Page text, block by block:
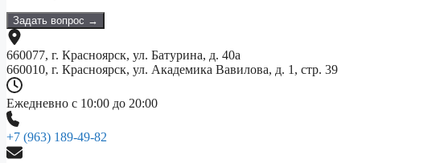
Задать вопрос →
660077, г. Красноярск, ул. Батурина, д. 40а
660010, г. Красноярск, ул. Академика Вавилова, д. 1, стр. 39
Ежедневно с 10:00 до 20:00
+7 (963) 189-49-82